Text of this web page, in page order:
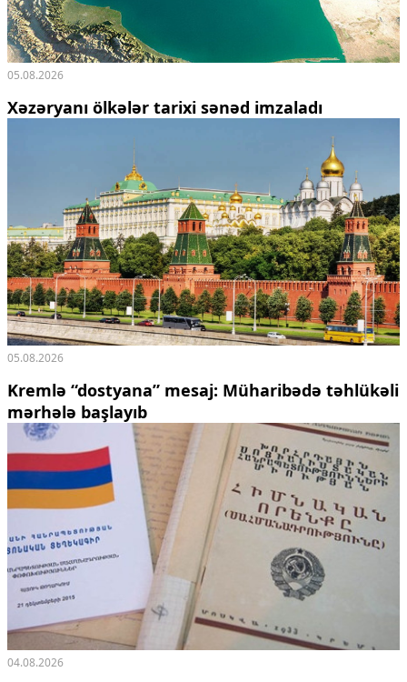
05.08.2026
Xəzəryanı ölkələr tarixi sənəd imzaladı
05.08.2026
Kremlə “dostyana” mesaj: Müharibədə təhlükəli
mərhələ başlayıb
04.08.2026